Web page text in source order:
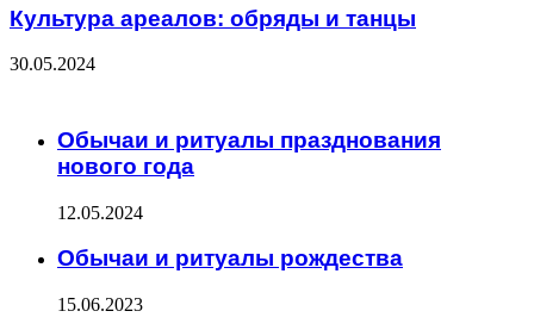
Культура ареалов: обряды и танцы
30.05.2024
Обычаи и ритуалы празднования
нового года
12.05.2024
Обычаи и ритуалы рождества
15.06.2023